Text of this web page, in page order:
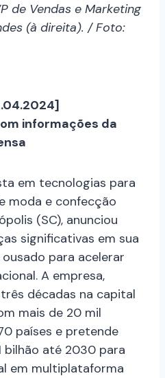
de Vendas e Marketing
(à direita). / Foto:
informações da
em tecnologias para
moda e confecção
(SC), anunciou
significativas em sua
para acelerar
A empresa,
décadas na capital
mais de 20 mil
países e pretende
bilhão até 2030 para
em multiplataforma